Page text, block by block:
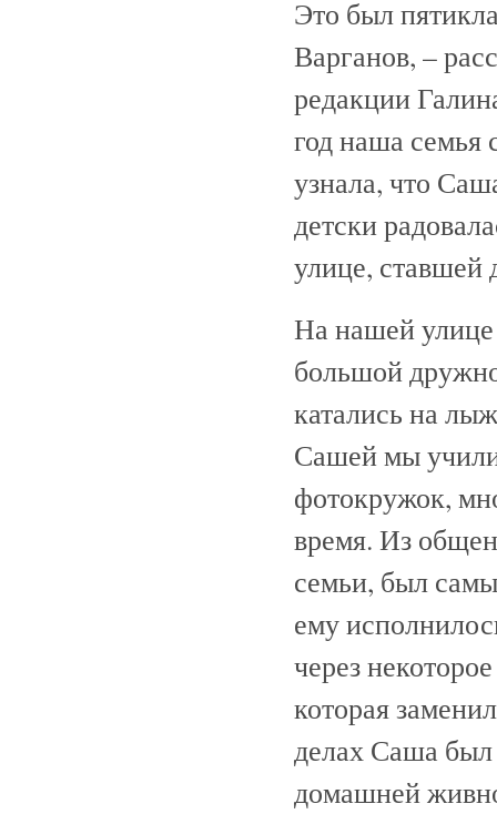
Это был
Варганов, –
редакции
год наша семья
узнала, что
детски
улице,
На нашей улице
большой
катались на
Сашей мы
фотокружок,
время. Из
семьи, был
ему
через
которая
делах Саша
домашней